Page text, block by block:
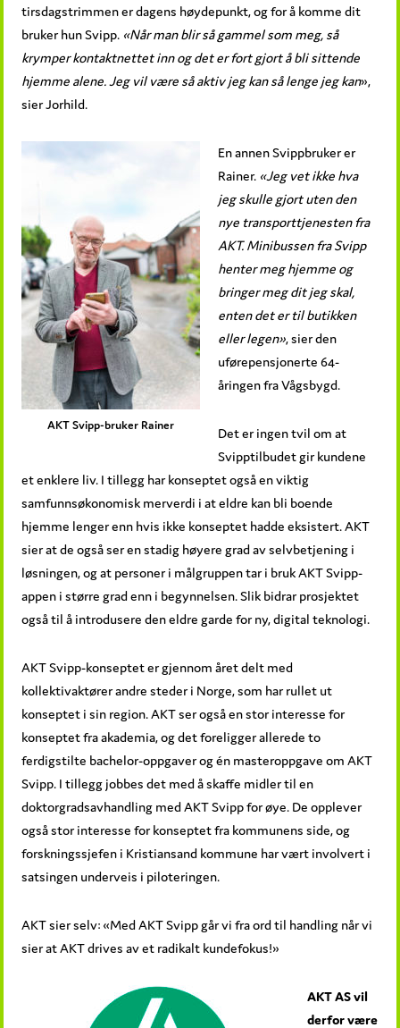
tirsdagstrimmen er dagens høydepunkt, og for å komme dit
bruker hun Svipp. «Når man blir så gammel som meg, så
krymper kontaktnettet inn og det er fort gjort å bli sittende
hjemme alene. Jeg vil være så aktiv jeg kan så lenge jeg kan»,
sier Jorhild.
AKT Svipp-bruker Rainer
En annen Svippbruker er
Rainer. «Jeg vet ikke hva
jeg skulle gjort uten den
nye transporttjenesten fra
AKT. Minibussen fra Svipp
henter meg hjemme og
bringer meg dit jeg skal,
enten det er til butikken
eller legen», sier den
uførepensjonerte 64-
åringen fra Vågsbygd.
Det er ingen tvil om at
Svipptilbudet gir kundene
et enklere liv. I tillegg har konseptet også en viktig
samfunnsøkonomisk merverdi i at eldre kan bli boende
hjemme lenger enn hvis ikke konseptet hadde eksistert. AKT
sier at de også ser en stadig høyere grad av selvbetjening i
løsningen, og at personer i målgruppen tar i bruk AKT Svipp-
appen i større grad enn i begynnelsen. Slik bidrar prosjektet
også til å introdusere den eldre garde for ny, digital teknologi.
AKT Svipp-konseptet er gjennom året delt med
kollektivaktører andre steder i Norge, som har rullet ut
konseptet i sin region. AKT ser også en stor interesse for
konseptet fra akademia, og det foreligger allerede to
ferdigstilte bachelor-oppgaver og én masteroppgave om AKT
Svipp. I tillegg jobbes det med å skaffe midler til en
doktorgradsavhandling med AKT Svipp for øye. De opplever
også stor interesse for konseptet fra kommunens side, og
forskningssjefen i Kristiansand kommune har vært involvert i
satsingen underveis i piloteringen.
AKT sier selv: «Med AKT Svipp går vi fra ord til handling når vi
sier at AKT drives av et radikalt kundefokus!»
AKT AS vil
derfor være